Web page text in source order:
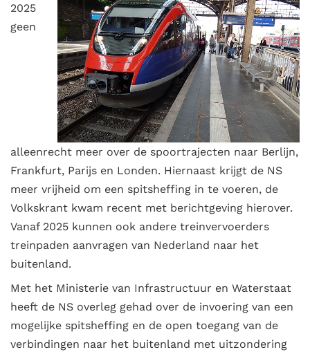
2025
geen
alleenrecht meer over de spoortrajecten naar Berlijn,
Frankfurt, Parijs en Londen. Hiernaast krijgt de NS
meer vrijheid om een spitsheffing in te voeren, de
Volkskrant kwam recent met berichtgeving hierover.
Vanaf 2025 kunnen ook andere treinvervoerders
treinpaden aanvragen van Nederland naar het
buitenland.
Met het Ministerie van Infrastructuur en Waterstaat
heeft de NS overleg gehad over de invoering van een
mogelijke spitsheffing en de open toegang van de
verbindingen naar het buitenland met uitzondering